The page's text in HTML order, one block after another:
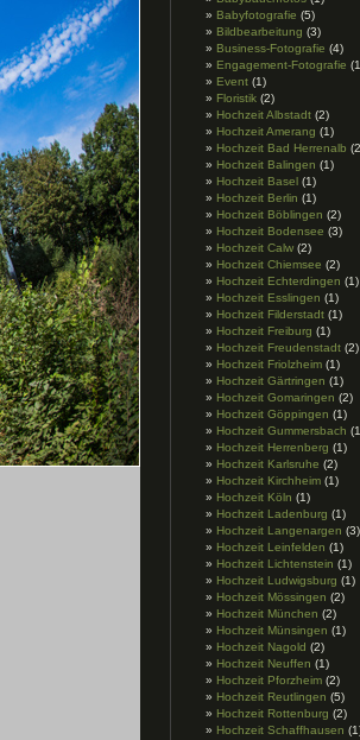
Babyfotografie (5)
Bildbearbeitung (3)
Business-Fotografie (4)
Engagement-Fotografie
Event (1)
Floristik (2)
Hochzeit Albstadt (2)
Hochzeit Amerang (1)
Hochzeit Bad Herrenalb
Hochzeit Balingen (1)
Hochzeit Basel (1)
Hochzeit Berlin (1)
Hochzeit Böblingen (2)
Hochzeit Bodensee (3)
Hochzeit Calw (2)
Hochzeit Chiemsee (2)
Hochzeit Echterdingen (1)
Hochzeit Esslingen (1)
Hochzeit Filderstadt (1)
Hochzeit Freiburg (1)
Hochzeit Freudenstadt (2)
Hochzeit Friolzheim (1)
Hochzeit Gärtringen (1)
Hochzeit Gomaringen (2)
Hochzeit Göppingen (1)
Hochzeit Gummersbach
Hochzeit Herrenberg (1)
Hochzeit Karlsruhe (2)
Hochzeit Kirchheim (1)
Hochzeit Köln (1)
Hochzeit Ladenburg (1)
Hochzeit Langenargen (3)
Hochzeit Leinfelden (1)
Hochzeit Lichtenstein (1)
Hochzeit Ludwigsburg (1)
Hochzeit Mössingen (2)
Hochzeit München (2)
Hochzeit Münsingen (1)
Hochzeit Nagold (2)
Hochzeit Neuffen (1)
Hochzeit Pforzheim (2)
Hochzeit Reutlingen (5)
Hochzeit Rottenburg (2)
Hochzeit Schaffhausen